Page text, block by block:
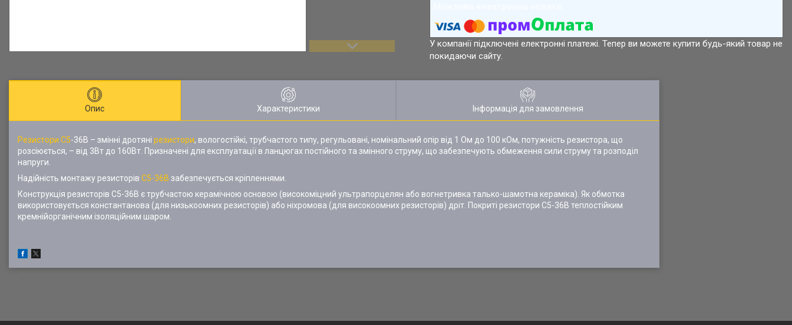
У компанії підключені електронні платежі. Тепер ви можете купити будь-який товар не
покидаючи сайту.
Опис Характеристики Інформація для замовлення
Резистори С5-36В – змінні дротяні резистори, вологостійкі, трубчастого типу, регульовані, номінальний опір від 1 Ом до 100 кОм, потужність резистора, що
розсіюється, – від 3Вт до 160Вт. Призначені для експлуатації в ланцюгах постійного та змінного струму, що забезпечують обмеження сили струму та розподіл
напруги.
Надійність монтажу резисторів С5-36В забезпечується кріпленнями.
Конструкція резисторів С5-36В є трубчастою керамічною основою (високоміцний ультрапорцелян або вогнетривка талько-шамотна кераміка). Як обмотка
використовується константанова (для низькоомних резисторів) або ніхромова (для високоомних резисторів) дріт. Покриті резистори С5-36В теплостійким
кремнійорганічним ізоляційним шаром.